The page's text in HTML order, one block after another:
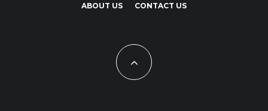
ABOUT US CONTACT US